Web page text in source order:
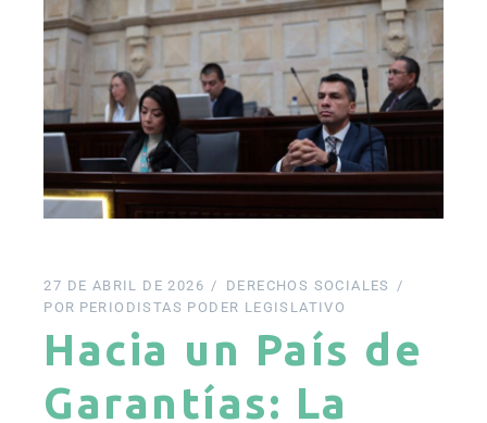
27 DE ABRIL DE 2026
DERECHOS SOCIALES
POR PERIODISTAS PODER LEGISLATIVO
Hacia un País de
Garantías: La